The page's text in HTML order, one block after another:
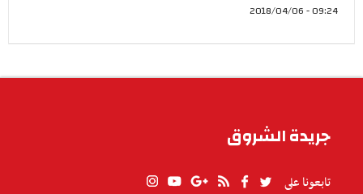
09:24 - 2018/04/06
جريدة الشروق
تابعونا على